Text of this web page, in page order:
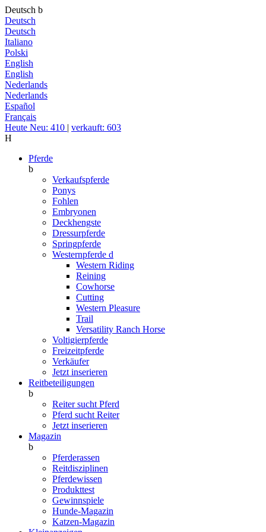
Deutsch b
Deutsch
Deutsch
Italiano
Polski
English
English
Nederlands
Nederlands
Español
Français
Heute Neu: 410 | verkauft: 603
H
Pferde
b
Verkaufspferde
Ponys
Fohlen
Embryonen
Deckhengste
Dressurpferde
Springpferde
Westernpferde d
Western Riding
Reining
Cowhorse
Cutting
Western Pleasure
Trail
Versatility Ranch Horse
Voltigierpferde
Freizeitpferde
Verkäufer
Jetzt inserieren
Reitbeteiligungen
b
Reiter sucht Pferd
Pferd sucht Reiter
Jetzt inserieren
Magazin
b
Pferderassen
Reitdisziplinen
Pferdewissen
Produkttest
Gewinnspiele
Hunde-Magazin
Katzen-Magazin